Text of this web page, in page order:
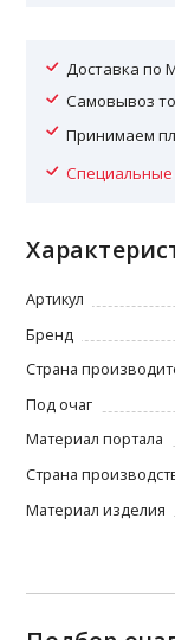
Доставка по
Самовывоз
Принимаем
Артикул
Бренд
Страна
Под очаг
Материал портала
Страна
Материал изделия